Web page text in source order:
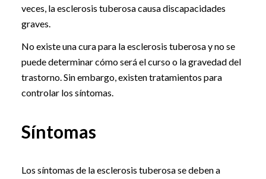
veces, la esclerosis tuberosa causa discapacidades
graves.
No existe una cura para la esclerosis tuberosa y no se
puede determinar cómo será el curso o la gravedad del
trastorno. Sin embargo, existen tratamientos para
controlar los síntomas.
Síntomas
Los síntomas de la esclerosis tuberosa se deben a